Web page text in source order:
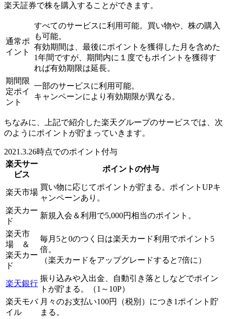
楽天証券で株を購入する ことができます。
通常ポ
イント
すべてのサービスに利用可能。 買い物や、株の購入
も可能。
有効期間は、最後にポイントを獲得した月を含めた
1年間ですが、期間内に１度でもポイントを獲得す
れば有効期限は延長。
期間限
定ポイ
ント
一部のサービスに利用可能。
キャンペーンにより有効期限が異なる。
ちなみに、上記で紹介した楽天グループのサービスでは、次
のようにポイントが貯まっていきます。
2021.3.26時点でのポイント付与
楽天サー
ビス
ポイントの付与
楽天市場
買い物に応じてポイントが貯まる。ポイントUPキ
ャンペーンあり。
楽天カー
ド
新規入会＆利用で5,000円相当のポイント 。
楽天市
場 ＆
楽天カー
ド
毎月5と0のつく日は楽天カード利用でポイント5
倍。
（楽天カードをアップグレードすると7倍に）
楽天銀行
振り込みや入出金、自動引き落としなどでポイン
トが貯まる。
（1～10P）
楽天モバ
イル
月々のお支払い100円（税別）につき1ポイント 貯
まる。